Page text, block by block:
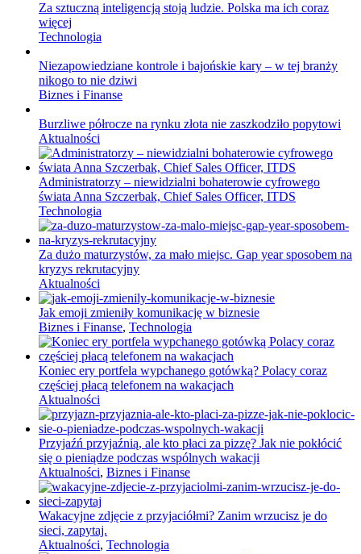
Za sztuczną inteligencją stoją ludzie. Polska ma ich coraz
więcej
Technologia
Niezapowiedziane kontrole i bajońskie kary – w tej branży
nikogo to nie dziwi
Biznes i Finanse
Burzliwe półrocze na rynku złota nie zaszkodziło popytowi
Aktualności
Administratorzy – niewidzialni bohaterowie cyfrowego
świata Anna Szczerbak, Chief Sales Officer, ITDS
Technologia
Za dużo maturzystów, za mało miejsc. Gap year sposobem na
kryzys rekrutacyjny
Aktualności
Jak emoji zmieniły komunikację w biznesie
Biznes i Finanse, Technologia
Koniec ery portfela wypchanego gotówką? Polacy coraz
częściej płacą telefonem na wakacjach
Aktualności
Przyjaźń przyjaźnią, ale kto płaci za pizzę? Jak nie pokłócić
się o pieniądze podczas wspólnych wakacji
Aktualności, Biznes i Finanse
Wakacyjne zdjęcie z przyjaciółmi? Zanim wrzucisz je do
sieci, zapytaj.
Aktualności, Technologia